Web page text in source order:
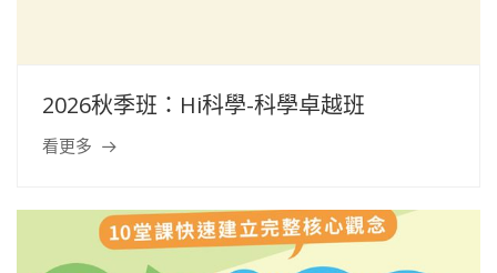
2026秋季班：Hi科學-科學卓越班
看更多